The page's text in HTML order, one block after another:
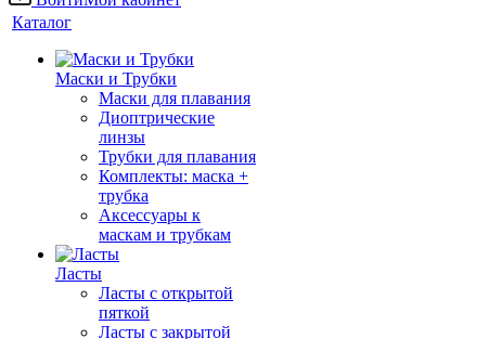
Каталог
Маски и Трубки
Маски для плавания
Диоптрические
линзы
Трубки для плавания
Комплекты: маска +
трубка
Аксессуары к
маскам и трубкам
Ласты
Ласты с открытой
пяткой
Ласты с закрытой